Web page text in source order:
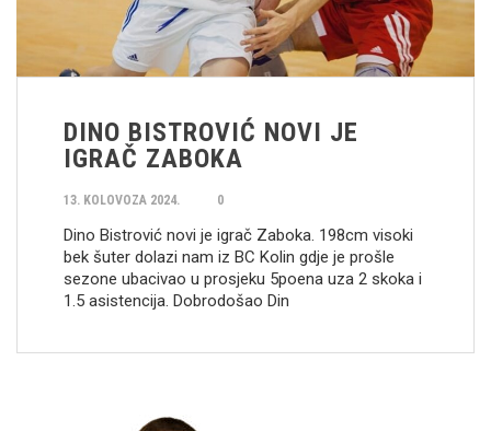
DINO BISTROVIĆ NOVI JE
IGRAČ ZABOKA
13. KOLOVOZA 2024. 0
Dino Bistrović novi je igrač Zaboka. 198cm visoki
bek šuter dolazi nam iz BC Kolin gdje je prošle
sezone ubacivao u prosjeku 5poena uza 2 skoka i
1.5 asistencija. Dobrodošao Din